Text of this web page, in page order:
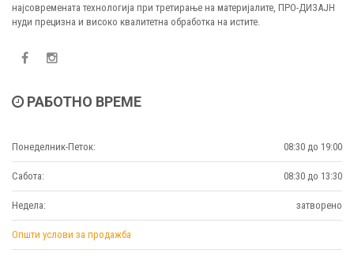
најсовремената технологија при третирање на материјалите, ПРО-ДИЗАЈН
нуди прецизна и високо квалитетна обработка на истите.
РАБОТНО ВРЕМЕ
Понеделник-Петок: 08:30 до 19:00
Сабота: 08:30 до 13:30
Недела: затворено
Општи услови за продажба